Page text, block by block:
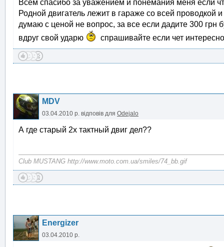
Всем спасибо за уважением и понемания меня если
Родной двигатель лежит в гараже со всей
думаю с ценой не вопрос, за все если дадите 300 грн
вдруг свой ударю
спрашивайте если чет интересно
MDV
03.04.2010 р. відповів для Odejalo
А где старый 2х тактный двиг дел??
Club MUSTANG http://www.moto.com.ua/smiles/74_bb.gif
Energizer
03.04.2010 р.